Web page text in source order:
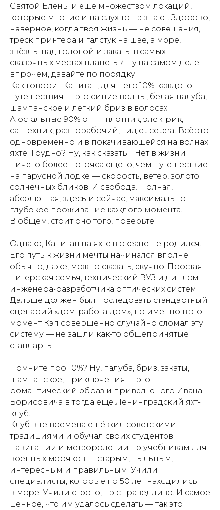
Святой Елены и ещё множеством локаций,
которые многие и на слух то не знают. Здорово,
наверное, когда твоя жизнь — не совещания,
треск принтера и галстук на шее, а море,
звёзды над головой и закаты в самых
сказочных местах планеты? Ну на самом деле…
впрочем, давайте по порядку.
Как говорит Капитан, для него 10% каждого
путешествия — это синие волны, белая палуба,
шампанское и лёгкий бриз в волосах.
А остальные 90% он — плотник, электрик,
сантехник, разнорабочий, гид et cetera. Всё это
одновременно и в покачивающейся на волнах
яхте. Трудно? Ну, как сказать… Нет в жизни
ничего более потрясающего, чем путешествие
на парусной лодке — скорость, ветер, золото
солнечных бликов. И свобода! Полная,
абсолютная, здесь и сейчас, максимально
глубокое проживание каждого момента.
В общем, стоит оно того, поверьте.
Однако, Капитан на яхте в океане не родился.
Его путь к жизни мечты начинался вполне
обычно, даже, можно сказать, скучно. Простая
питерская семья, технический ВУЗ и диплом
инженера-разработчика оптических систем.
Дальше должен был последовать стандартный
сценарий «дом-работа-дом», но именно в этот
момент Кэп совершенно случайно сломал эту
систему — не зашли как-то общепринятые
стандарты.
Помните про 10%? Ну, палуба, бриз, закаты,
шампанское, приключения — этот
романтический образ и привёл юного Ивана
Борисовича в тогда еще Ленинградский яхт-
клуб.
Клуб в те времена ещё жил советскими
традициями и обучал своих студентов
навигации и метеорологии по учебникам для
военных моряков — старым, пыльным,
интересным и правильным. Учили
специалисты, которые по 50 лет находились
в море. Учили строго, но справедливо. И самое
ценное, что им удалось сделать — так это